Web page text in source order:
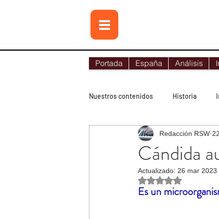
Portada España Análisis
Nuestros contenidos Historia
Contraterrorismo Noticias
Lo más leído Tecnología
Cándida
Redacción RSW
Actualizado: 26 mar 2023
Obtuvo NaN de 5
Es un